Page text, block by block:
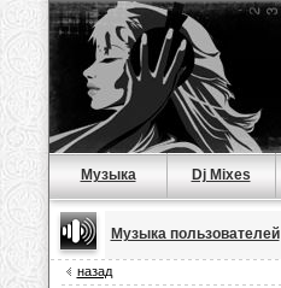
Музыка Dj Mixes
Музыка пользователей
назад